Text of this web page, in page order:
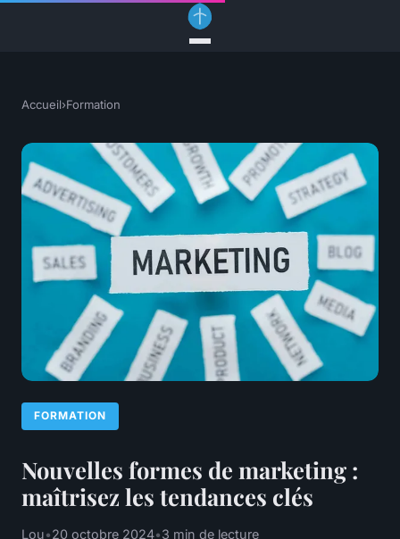
Accueil›Formation
FORMATION
Nouvelles formes de marketing :
maîtrisez les tendances clés
Lou•20 octobre 2024•3 min de lecture